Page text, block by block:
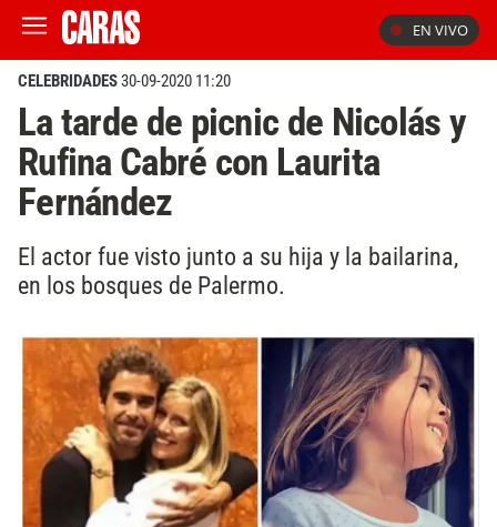
EN VIVO
CELEBRIDADES30-09-2020 11:20
La tarde de picnic de Nicolás y
Rufina Cabré con Laurita
Fernández
El actor fue visto junto a su hija y la bailarina,
en los bosques de Palermo.